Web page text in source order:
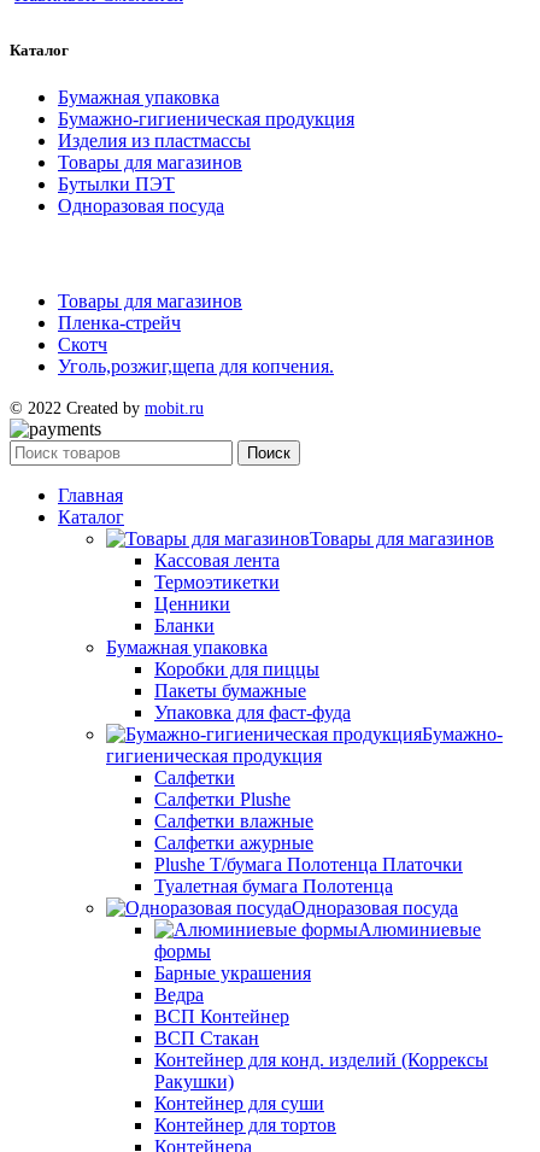
Каталог
Бумажная упаковка
Бумажно-гигиеническая продукция
Изделия из пластмассы
Товары для магазинов
Бутылки ПЭТ
Одноразовая посуда
Товары для магазинов
Пленка-стрейч
Скотч
Уголь,розжиг,щепа для копчения.
© 2022 Created by mobit.ru
Поиск
Главная
Каталог
Товары для магазинов
Кассовая лента
Термоэтикетки
Ценники
Бланки
Бумажная упаковка
Коробки для пиццы
Пакеты бумажные
Упаковка для фаст-фуда
Бумажно-
гигиеническая продукция
Салфетки
Салфетки Plushe
Салфетки влажные
Салфетки ажурные
Plushe Т/бумага Полотенца Платочки
Туалетная бумага Полотенца
Одноразовая посуда
Алюминиевые
формы
Барные украшения
Ведра
ВСП Контейнер
ВСП Стакан
Контейнер для конд. изделий (Коррексы
Ракушки)
Контейнер для суши
Контейнер для тортов
Контейнера